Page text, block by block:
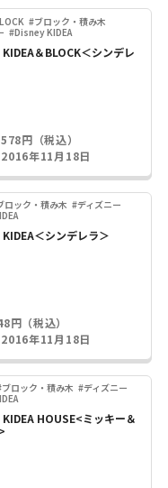
#ブロック・積み木
#Disney KIDEA
＆BLOCK＜シンデレ
円（税込）
年11月18日
ロック・積み木 #ディズニー
＜シンデレラ＞
円（税込）
年11月18日
ロック・積み木 #ディズニー
HOUSE<ミッキー＆